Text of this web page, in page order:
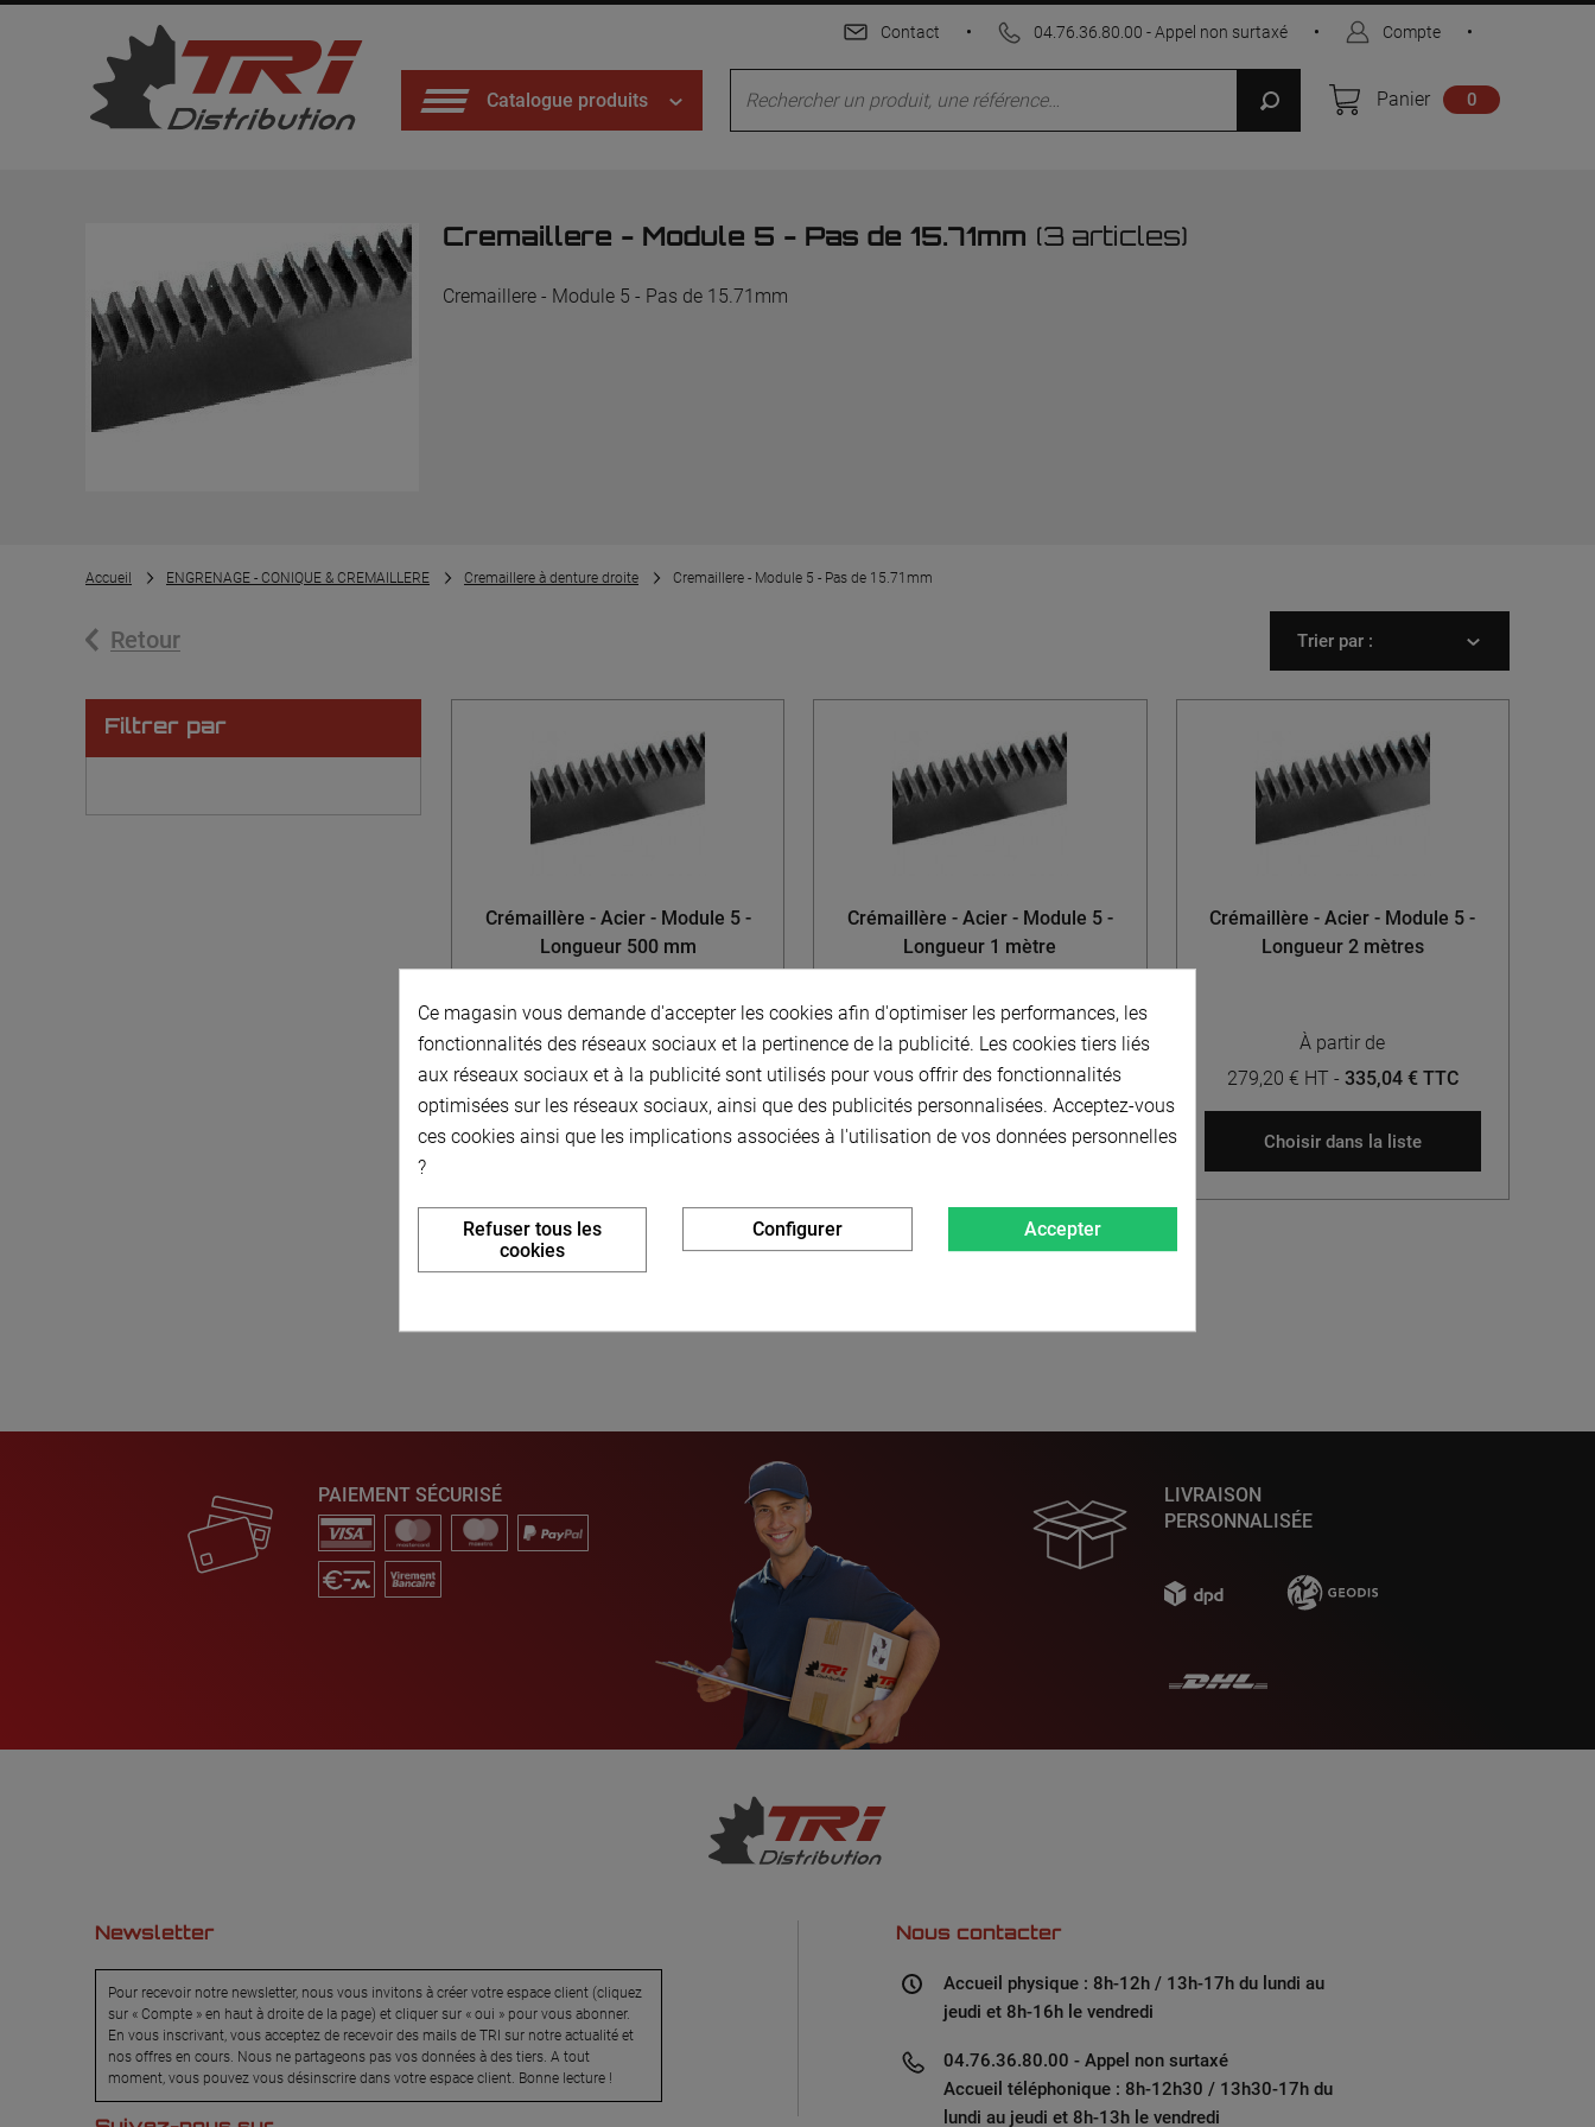
Catalogue produits Panier 0
Contact • 04.76.36.80.00 - Appel non surtaxé • Compte •
Cremaillere - Module 5 - Pas de 15.71mm (3 articles)
Cremaillere - Module 5 - Pas de 15.71mm
Accueil ENGRENAGE - CONIQUE & CREMAILLERE Cremaillere à denture droite Cremaillere - Module 5 - Pas de 15.71mm
Retour Trier par :
Filtrer par
Crémaillère - Acier - Module 5 -
Longueur 500 mm
À partir de
74,00 € HT -88,80 € TTC
Choisir dans la liste
Crémaillère - Acier - Module 5 -
Longueur 1 mètre
À partir de
139,80 € HT -167,76 € TTC
Choisir dans la liste
Crémaillère - Acier - Module 5 -
Longueur 2 mètres
À partir de
279,20 € HT - 335,04 € TTC
Choisir dans la liste
PAIEMENT SÉCURISÉ
LIVRAISON
PERSONNALISÉE
Newsletter
Pour recevoir notre newsletter, nous vous invitons à créer votre espace client (cliquez
sur « Compte » en haut à droite de la page) et cliquer sur « oui » pour vous abonner.
En vous inscrivant, vous acceptez de recevoir des mails de TRI sur notre actualité et
nos offres en cours. Nous ne partageons pas vos données à des tiers. A tout
moment, vous pouvez vous désinscrire dans votre espace client. Bonne lecture !
Nous contacter
Accueil physique : 8h-12h / 13h-17h du lundi au
jeudi et 8h-16h le vendredi
04.76.36.80.00 - Appel non surtaxé
Accueil téléphonique : 8h-12h30 / 13h30-17h du
lundi au jeudi et 8h-13h le vendredi
Ce magasin vous demande d'accepter les cookies afin d'optimiser les performances, les
fonctionnalités des réseaux sociaux et la pertinence de la publicité. Les cookies tiers liés
aux réseaux sociaux et à la publicité sont utilisés pour vous offrir des fonctionnalités
optimisées sur les réseaux sociaux, ainsi que des publicités personnalisées. Acceptez-vous
ces cookies ainsi que les implications associées à l'utilisation de vos données personnelles
?
Accepter
Refuser tous les
cookies
Configurer